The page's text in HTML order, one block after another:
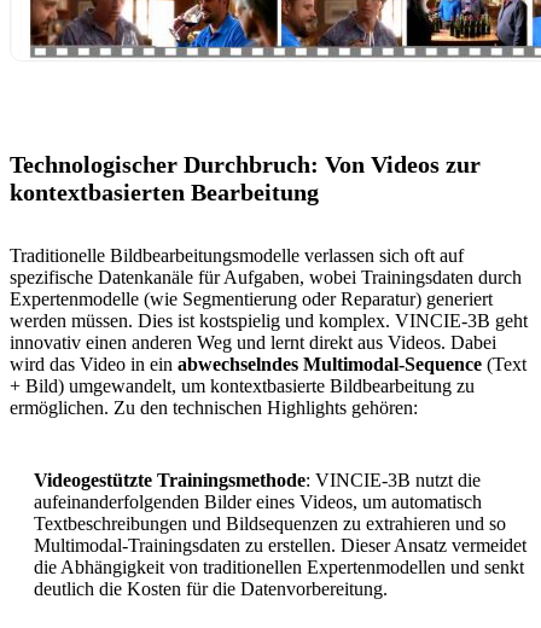
Technologischer Durchbruch: Von Videos zur
kontextbasierten Bearbeitung
Traditionelle Bildbearbeitungsmodelle verlassen sich oft auf
spezifische Datenkanäle für Aufgaben, wobei Trainingsdaten durch
Expertenmodelle (wie Segmentierung oder Reparatur) generiert
werden müssen. Dies ist kostspielig und komplex. VINCIE-3B geht
innovativ einen anderen Weg und lernt direkt aus Videos. Dabei
wird das Video in ein abwechselndes Multimodal-Sequence (Text
+ Bild) umgewandelt, um kontextbasierte Bildbearbeitung zu
ermöglichen. Zu den technischen Highlights gehören:
Videogestützte Trainingsmethode: VINCIE-3B nutzt die
aufeinanderfolgenden Bilder eines Videos, um automatisch
Textbeschreibungen und Bildsequenzen zu extrahieren und so
Multimodal-Trainingsdaten zu erstellen. Dieser Ansatz vermeidet
die Abhängigkeit von traditionellen Expertenmodellen und senkt
deutlich die Kosten für die Datenvorbereitung.